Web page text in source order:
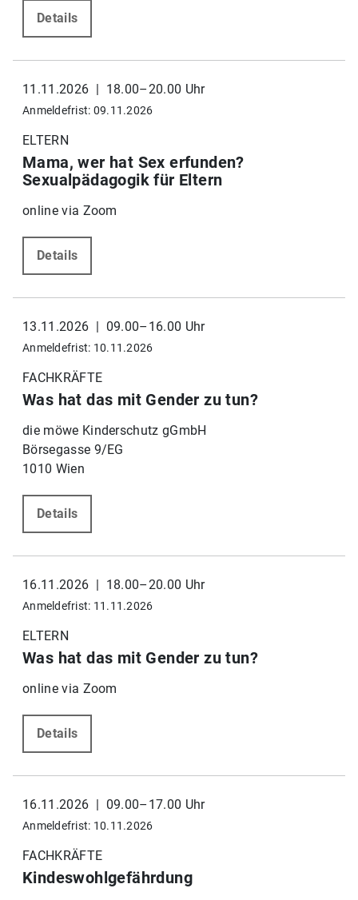
Details
11.11.2026 | 18.00–20.00 Uhr
Anmeldefrist: 09.11.2026
ELTERN
Mama, wer hat Sex erfunden?
Sexualpädagogik für Eltern
online via Zoom
Details
13.11.2026 | 09.00–16.00 Uhr
Anmeldefrist: 10.11.2026
FACHKRÄFTE
Was hat das mit Gender zu tun?
die möwe Kinderschutz gGmbH
Börsegasse 9/EG
1010 Wien
Details
16.11.2026 | 18.00–20.00 Uhr
Anmeldefrist: 11.11.2026
ELTERN
Was hat das mit Gender zu tun?
online via Zoom
Details
16.11.2026 | 09.00–17.00 Uhr
Anmeldefrist: 10.11.2026
FACHKRÄFTE
Kindeswohlgefährdung